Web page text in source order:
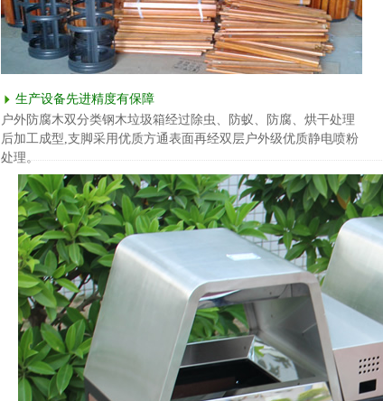
生产设备先进精度有保障
户外防腐木双分类钢木垃圾箱经过除虫、防蚁、防腐、烘干处理
后加工成型,支脚采用优质方通表面再经双层户外级优质静电喷粉
处理。